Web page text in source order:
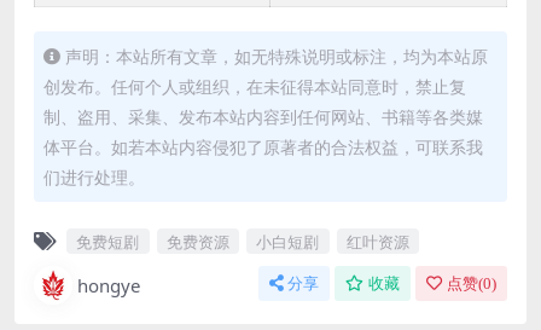
声明：本站所有文章，如无特殊说明或标注，均为本站原
创发布。任何个人或组织，在未征得本站同意时，禁止复
制、盗用、采集、发布本站内容到任何网站、书籍等各类媒
体平台。如若本站内容侵犯了原著者的合法权益，可联系我
们进行处理。
免费短剧 免费资源 小白短剧 红叶资源
hongye 分享 收藏 点赞(0)